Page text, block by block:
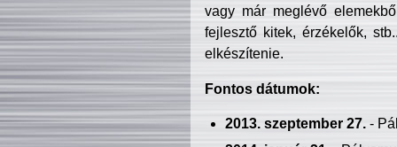
vagy már meglévő
fejlesztő kitek, érzékelők,
elkészítenie.
Fontos dátumok:
2013. szeptember 27.-